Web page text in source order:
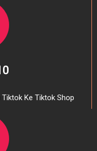
Ke Tiktok Shop